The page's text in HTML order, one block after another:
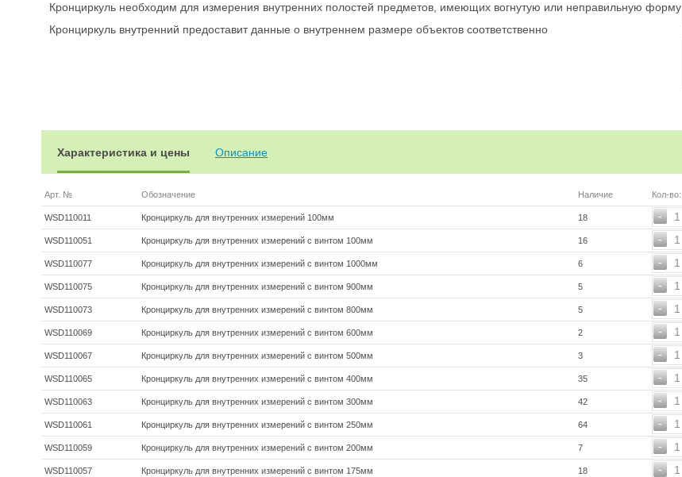
Кронциркуль необходим для измерения внутренних полостей предметов, имеющих вогнутую или неправильную форму
Кронциркуль внутренний предоставит данные о внутреннем размере объектов соответственно
Характеристика и цены Описание
Арт. № Обозначение Наличие Кол-во:
WSD110011 Кронциркуль для внутренних измерений 100мм 18 - 1
WSD110051 Кронциркуль для внутренних измерений с винтом 100мм 16 - 1
WSD110077 Кронциркуль для внутренних измерений с винтом 1000мм 6 - 1
WSD110075 Кронциркуль для внутренних измерений с винтом 900мм 5 - 1
WSD110073 Кронциркуль для внутренних измерений с винтом 800мм 5 - 1
WSD110069 Кронциркуль для внутренних измерений с винтом 600мм 2 - 1
WSD110067 Кронциркуль для внутренних измерений с винтом 500мм 3 - 1
WSD110065 Кронциркуль для внутренних измерений с винтом 400мм 35 - 1
WSD110063 Кронциркуль для внутренних измерений с винтом 300мм 42 - 1
WSD110061 Кронциркуль для внутренних измерений с винтом 250мм 64 - 1
WSD110059 Кронциркуль для внутренних измерений с винтом 200мм 7 - 1
WSD110057 Кронциркуль для внутренних измерений с винтом 175мм 18 - 1